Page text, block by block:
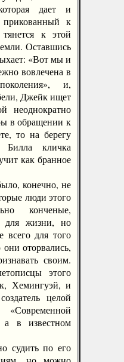
дает и
прикованный к
к этой
Оставшись
«Вот мы и
вовлечена в
и,
Джейк ищет
неоднократно
в обращении к
то на берегу
кличка
как бранное
конечно, не
люди этого
конченые,
для жизни, но
всего для того
оторвались,
своим.
этого
Хемингуэй, и
целой
в известном
по его